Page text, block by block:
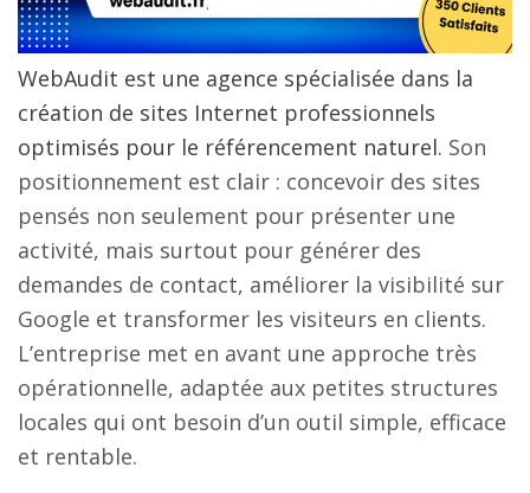
WebAudit est une agence spécialisée dans la
création de sites Internet professionnels
optimisés pour le référencement naturel. Son
positionnement est clair : concevoir des sites
pensés non seulement pour présenter une
activité, mais surtout pour générer des
demandes de contact, améliorer la visibilité sur
Google et transformer les visiteurs en clients.
L’entreprise met en avant une approche très
opérationnelle, adaptée aux petites structures
locales qui ont besoin d’un outil simple, efficace
et rentable.